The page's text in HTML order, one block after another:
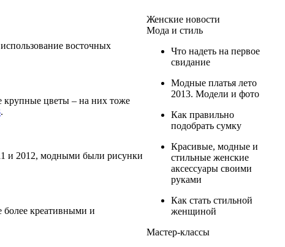
восточных
крупные цветы – на них тоже
.
и 2012, модными были рисунки
креативными и
Женские новости
Мода и стиль
Что надеть на первое
свидание
Модные платья лето
2013. Модели и фото
Как правильно
подобрать сумку
Красивые, модные и
стильные женские
аксессуары своими
руками
Как стать стильной
женщиной
Мастер-классы